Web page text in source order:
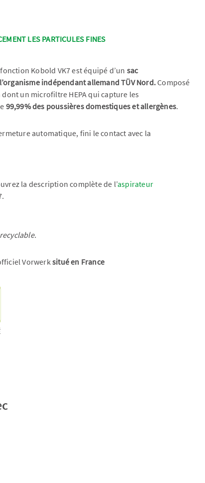
LES PARTICULES FINES
Kobold VK7 est équipé d’un sac
indépendant allemand TÜV Nord.Composé
un microfiltre HEPA qui capture les
99,99% des poussières domestiques et allergènes.
automatique, fini le contact avec la
la description complète de l’aspirateur
Vorwerksitué en France